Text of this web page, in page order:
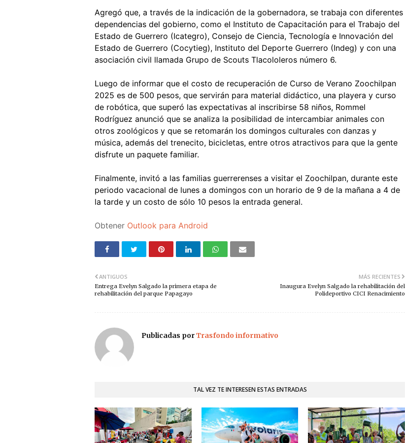
Agregó que, a través de la indicación de la gobernadora, se trabaja con diferentes
dependencias del gobierno, como el Instituto de Capacitación para el Trabajo del
Estado de Guerrero (Icategro), Consejo de Ciencia, Tecnología e Innovación del
Estado de Guerrero (Cocytieg), Instituto del Deporte Guerrero (Indeg) y con una
asociación civil llamada Grupo de Scouts Tlacololeros número 6.
Luego de informar que el costo de recuperación de Curso de Verano Zoochilpan
2025 es de 500 pesos, que servirán para material didáctico, una playera y curso
de robótica, que superó las expectativas al inscribirse 58 niños, Rommel
Rodríguez anunció que se analiza la posibilidad de intercambiar animales con
otros zoológicos y que se retomarán los domingos culturales con danzas y
música, además del trenecito, bicicletas, entre otros atractivos para que la gente
disfrute un paquete familiar.
Finalmente, invitó a las familias guerrerenses a visitar el Zoochilpan, durante este
periodo vacacional de lunes a domingos con un horario de 9 de la mañana a 4 de
la tarde y un costo de sólo 10 pesos la entrada general.
Obtener Outlook para Android
MÁS RECIENTES
Inaugura Evelyn Salgado la rehabilitación del
Polideportivo CICI Renacimiento
ANTIGUOS
Entrega Evelyn Salgado la primera etapa de
rehabilitación del parque Papagayo
Publicadas porTrasfondo informativo
TAL VEZ TE INTERESEN ESTAS ENTRADAS